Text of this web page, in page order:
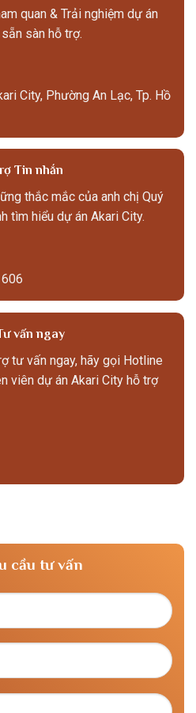
quan & Trải nghiệm dự án
sàn hỗ trợ.
City, Phường An Lạc, Tp. Hồ
Tin nhắn
thắc mắc của anh chị Quý
tìm hiểu dự án Akari City.
vấn ngay
tư vấn ngay, hãy gọi Hotline
viên dự án Akari City hỗ trợ
cầu tư vấn